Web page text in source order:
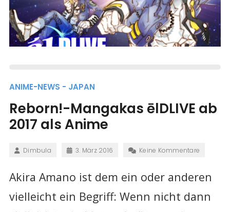
ANIME-NEWS - JAPAN
Reborn!-Mangakas ēlDLIVE ab
2017 als Anime
Dimbula 3. März 2016 Keine Kommentare
Akira Amano ist dem ein oder anderen
vielleicht ein Begriff: Wenn nicht dann